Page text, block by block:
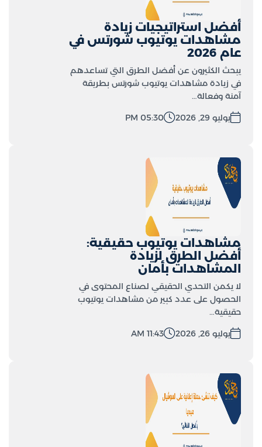
أفضل استراتيجيات زيادة
مشاهدات يوتيوب شورتس في
عام 2026
يبحث الكثيرون عن أفضل الطرق التي تساعدهم
في زيادة مشاهدات يوتيوب شورتس بطريقة
آمنة وفعالة…
يوليو 29, 2026 05:30 PM
مشاهدات يوتيوب حقيقية:
أفضل الطرق لزيادة
المشاهدات بأمان
لا يكمن التحدي الحقيقي لصناع المحتوى في
الحصول على عدد كبير من مشاهدات يوتيوب
حقيقية…
يوليو 26, 2026 11:43 AM